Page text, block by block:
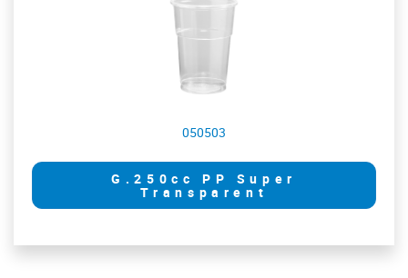
050503
G.250cc PP Super
Transparent